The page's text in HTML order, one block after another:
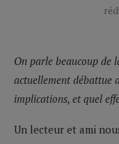
On parle beaucoup de
actuellement débattue
implications, et quel
Un lecteur et ami